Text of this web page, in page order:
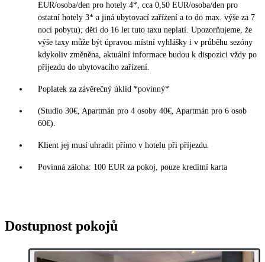
EUR/osoba/den pro hotely 4*, cca 0,50 EUR/osoba/den pro
ostatní hotely 3* a jiná ubytovací zařízení a to do max. výše za 7
nocí pobytu); děti do 16 let tuto taxu neplatí. Upozorňujeme, že
výše taxy může být úpravou místní vyhlášky i v průběhu sezóny
kdykoliv změněna, aktuální informace budou k dispozici vždy po
příjezdu do ubytovacího zařízení.
Poplatek za závěrečný úklid *povinný*
(Studio 30€, Apartmán pro 4 osoby 40€, Apartmán pro 6 osob
60€).
Klient jej musí uhradit přímo v hotelu při příjezdu.
Povinná záloha: 100 EUR za pokoj, pouze kreditní karta
Dostupnost pokojů